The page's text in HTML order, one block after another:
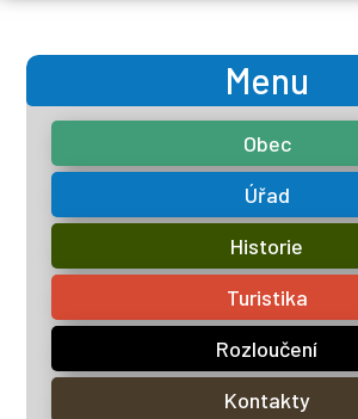
Menu
Obec
Úřad
Historie
Turistika
Rozloučení
Kontakty